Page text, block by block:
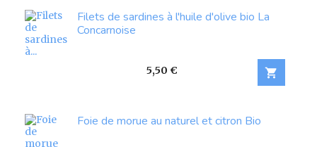
Filets de sardines à l'huile d'olive bio La
Concarnoise
Prix
5,50 € 
Foie de morue au naturel et citron Bio